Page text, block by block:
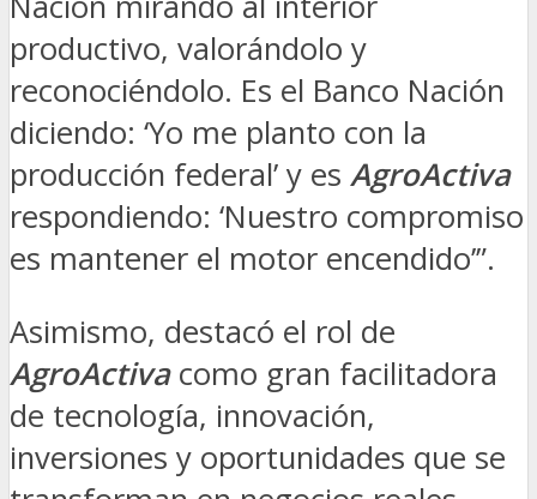
productivo, valorándolo y
reconociéndolo. Es el Banco Nación
diciendo: ‘Yo me planto con la
producción federal’ y es AgroActiva
respondiendo: ‘Nuestro compromiso
es mantener el motor encendido’”.
Asimismo, destacó el rol de
AgroActivacomo gran facilitadora
de tecnología, innovación,
inversiones y oportunidades que se